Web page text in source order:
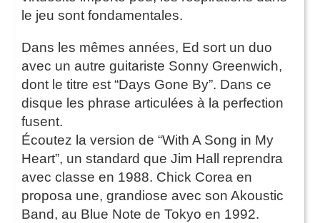
le jeu sont fondamentales.
Dans les mêmes années, Ed sort un duo
avec un autre guitariste Sonny Greenwich,
dont le titre est “Days Gone By”. Dans ce
disque les phrase articulées à la perfection
fusent.
Écoutez la version de “With A Song in My
Heart”, un standard que Jim Hall reprendra
avec classe en 1988. Chick Corea en
proposa une, grandiose avec son Akoustic
Band, au Blue Note de Tokyo en 1992.